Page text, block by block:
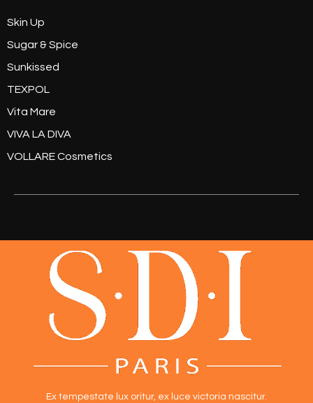
Skin Up
Sugar & Spice
Sunkissed
TEXPOL
Vita Mare
VIVA LA DIVA
VOLLARE Cosmetics
Ex tempestate lux oritur, ex luce victoria nascitur.